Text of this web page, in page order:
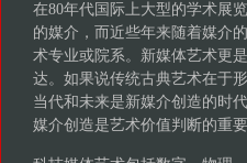
在80年代国际上大型的学术展
的媒介，而近些年来随着媒介
术专业或院系。新媒体艺术更
达。如果说传统古典艺术在于
当代和未来是新媒介创造的时
媒介创造是艺术价值判断的重